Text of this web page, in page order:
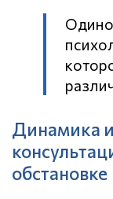
Динамика
обстановке